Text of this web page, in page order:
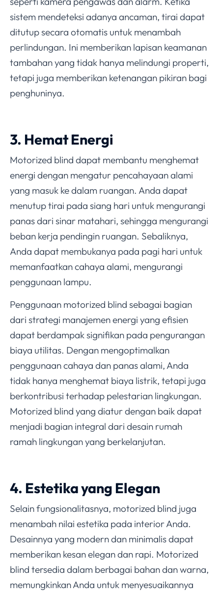
sistem mendeteksi adanya ancaman, tirai dapat
ditutup secara otomatis untuk menambah
perlindungan. Ini memberikan lapisan keamanan
tambahan yang tidak hanya melindungi properti,
tetapi juga memberikan ketenangan pikiran bagi
penghuninya.
3. Hemat Energi
Motorized blind dapat membantu menghemat
energi dengan mengatur pencahayaan alami
yang masuk ke dalam ruangan. Anda dapat
menutup tirai pada siang hari untuk mengurangi
panas dari sinar matahari, sehingga mengurangi
beban kerja pendingin ruangan. Sebaliknya,
Anda dapat membukanya pada pagi hari untuk
memanfaatkan cahaya alami, mengurangi
penggunaan lampu.
Penggunaan motorized blind sebagai bagian
dari strategi manajemen energi yang efisien
dapat berdampak signifikan pada pengurangan
biaya utilitas. Dengan mengoptimalkan
penggunaan cahaya dan panas alami, Anda
tidak hanya menghemat biaya listrik, tetapi juga
berkontribusi terhadap pelestarian lingkungan.
Motorized blind yang diatur dengan baik dapat
menjadi bagian integral dari desain rumah
ramah lingkungan yang berkelanjutan.
4. Estetika yang Elegan
Selain fungsionalitasnya, motorized blind juga
menambah nilai estetika pada interior Anda.
Desainnya yang modern dan minimalis dapat
memberikan kesan elegan dan rapi. Motorized
blind tersedia dalam berbagai bahan dan warna,
memungkinkan Anda untuk menyesuaikannya